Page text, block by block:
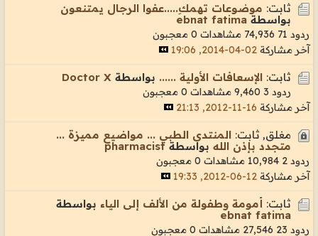
ثابت: موضوعات تهمكِ.....عفوا الرجال يمتنعون
بواسطة ebnat fatima
ردود 71 74,936 مشاهدات
0 معجبون
آخر مشاركة 02-04-2014, 19:06
ثابت: الإسعافات الأولية ...... بواسطة Doctor X
ردود 3 9,460 مشاهدات
0 معجبون
آخر مشاركة 16-11-2012, 21:13
مغلق, ثابت: المنتدى الطبي ... مواضيع مميزة ...
متجدد بإذن الله بواسطة pharmacist
ردود 2 10,984 مشاهدات
0 معجبون
آخر مشاركة 12-06-2012, 19:33
ثابت: أمومة وطفولة من الألف إلى الياء بواسطة
ebnat fatima
ردود 23 27,546 مشاهدات
0 معجبون